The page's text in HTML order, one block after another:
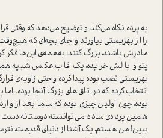
به پرده نگاه می‌کند و توضیح می‌دهد که وقتی
را از بهزیستی بیاورند و جای بچه‌ای که
مادرش باشند، بزرگ کنند، به‌همه‌ی این‌ها فکر
پتو و بالش خریده، یک قاب عکس شبیه
بهزیستی نصب بوده پیدا کرده و حتی زاویه‌ی
انتخاب کرده که در اتاق‌های بزرگ آنجا بوده.
بوده، چون اولین چیزی بوده که سما بعد از
همین پرده‌ی ساده، می‌توانسته دوستانه
ببین! من هستم، یک آشنا از دنیای قدیمت،